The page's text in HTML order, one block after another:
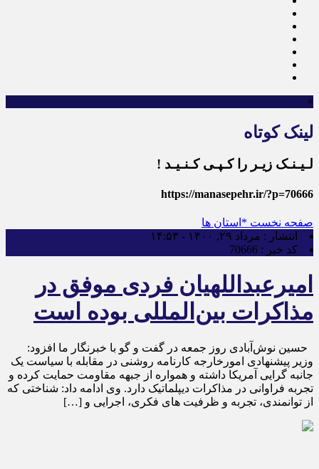
×
لینک کوتاه
لـیـنـک زیـر را کـپـی کـنـیـد !
https://manasepehr.ir/?p=70666
صفحه نخست *استان ها
انتشار : مرداد ۲۹, ۱۴۰۰ - ۱۴:۵۳
کد خبر : 70666
امیرعبداللهیان فردی موفق در
مذاکرات بین‌المللی بوده است
حسین نوش‌آبادی روز جمعه در گفت و گو با خبرنگار ما افزود:
وزیر پیشنهادی امورخارجه کارنامه روشنی در مقابله با سیاست یک
جانبه گرایی آمریکا داشته و همواره از جبهه مقاومت حمایت کرده و
تجربه فراوانی در مذاکرات دیپلماتیک دارد. وی ادامه داد: شناختی که
از توانمندی، تجربه و ظرفیت های فکری، اجرایی و […]